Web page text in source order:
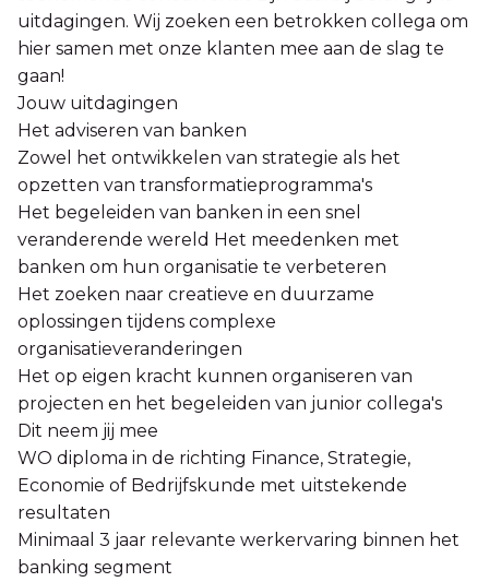
uitdagingen. Wij zoeken een betrokken collega om
hier samen met onze klanten mee aan de slag te
gaan!
Jouw uitdagingen
Het adviseren van banken
Zowel het ontwikkelen van strategie als het
opzetten van transformatieprogramma's
Het begeleiden van banken in een snel
veranderende wereld Het meedenken met
banken om hun organisatie te verbeteren
Het zoeken naar creatieve en duurzame
oplossingen tijdens complexe
organisatieveranderingen
Het op eigen kracht kunnen organiseren van
projecten en het begeleiden van junior collega's
Dit neem jij mee
WO diploma in de richting Finance, Strategie,
Economie of Bedrijfskunde met uitstekende
resultaten
Minimaal 3 jaar relevante werkervaring binnen het
banking segment